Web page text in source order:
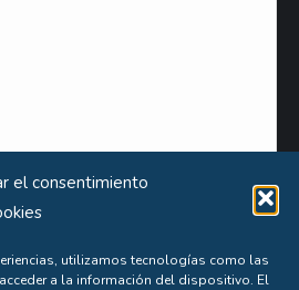
el consentimiento
utilizamos tecnologías como las
a la información del dispositivo. El
.